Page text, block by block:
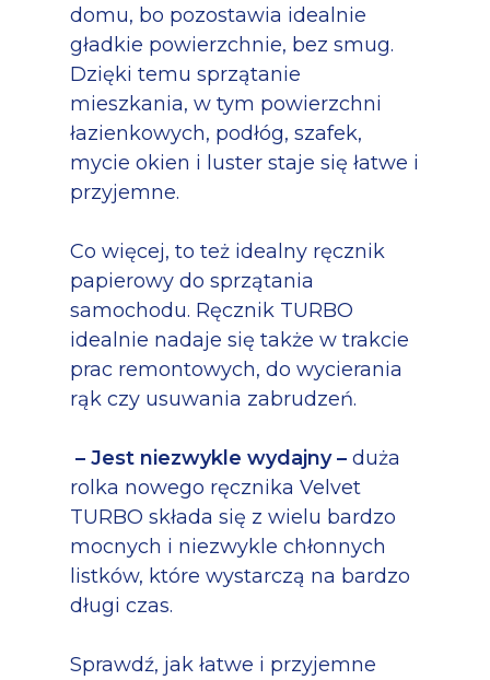
domu, bo pozostawia idealnie
gładkie powierzchnie, bez smug.
Dzięki temu sprzątanie
mieszkania, w tym powierzchni
łazienkowych, podłóg, szafek,
mycie okien i luster staje się łatwe i
przyjemne.
Co więcej, to też idealny ręcznik
papierowy do sprzątania
samochodu. Ręcznik TURBO
idealnie nadaje się także w trakcie
prac remontowych, do wycierania
rąk czy usuwania zabrudzeń.
– Jest niezwykle wydajny – duża
rolka nowego ręcznika Velvet
TURBO składa się z wielu bardzo
mocnych i niezwykle chłonnych
listków, które wystarczą na bardzo
długi czas.
Sprawdź, jak łatwe i przyjemne